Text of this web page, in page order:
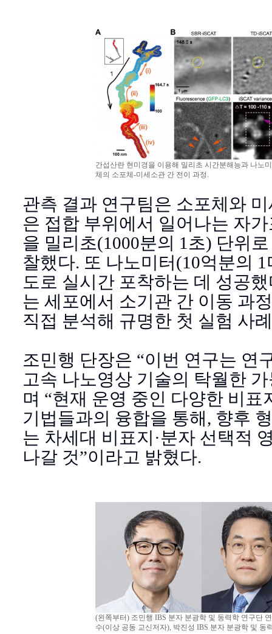
간섭산란 현미경을 이용해 밀리초 시간분해능과 나노
체의 소포체-미세소관 간 전이 과정.
관측 결과 연구팀은 소포체와
은 접합 부위에서 일어나는 자
을 밀리초(1000분의 1초) 단위
찰했다. 또 나노미터(10억분의
도로 실시간 포착하는 데 성공
는 세포에서 소기관 간 이동 과
직접 분석해 규명한 첫 실험 사
조민행 단장은 “이번 연구는 연
고속 나노영상 기술의 탁월한
며 “현재 운영 중인 다양한 비
기법들과의 융합을 통해, 향후
는 차세대 비표지·분자 선택적
나갈 것”이라고 밝혔다.
(왼쪽부터) 조민행 IBS 분자 분광학 및 동력학 연구단
수(이상 공동 교신저자), 박진성 IBS 분자 분광학 및 동